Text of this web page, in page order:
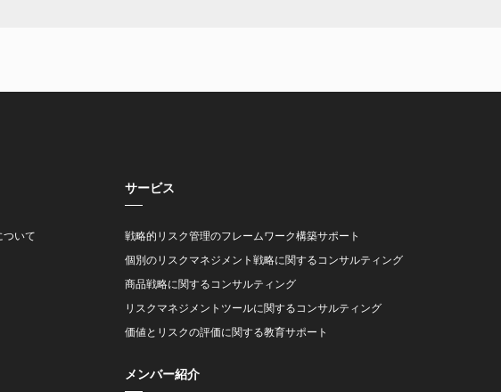
ついて
サービス
戦略的リスク管理のフレームワーク構築サポート
個別のリスクマネジメント戦略に関するコンサルティング
商品戦略に関するコンサルティング
リスクマネジメントツールに関するコンサルティング
価値とリスクの評価に関する教育サポート
メンバー紹介